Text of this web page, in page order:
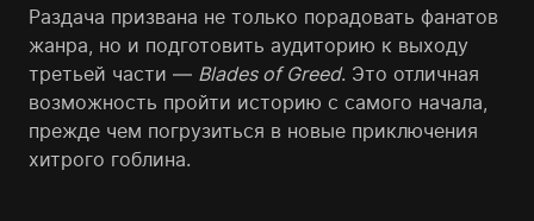
Раздача призвана не только порадовать фанатов
жанра, но и подготовить аудиторию к выходу
третьей части — Blades of Greed. Это отличная
возможность пройти историю с самого начала,
прежде чем погрузиться в новые приключения
хитрого гоблина.